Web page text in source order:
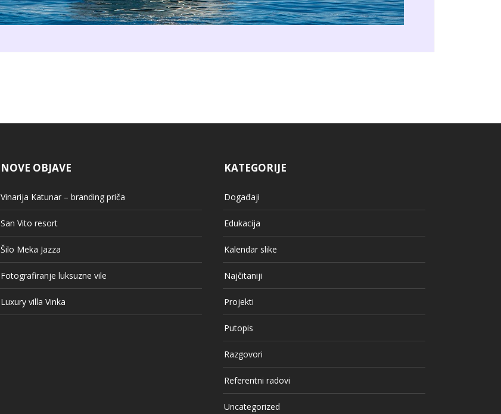
NOVE OBJAVE
Vinarija Katunar – branding priča
San Vito resort
Šilo Meka Jazza
Fotografiranje luksuzne vile
Luxury villa Vinka
KATEGORIJE
Događaji
Edukacija
Kalendar slike
Najčitaniji
Projekti
Putopis
Razgovori
Referentni radovi
Uncategorized